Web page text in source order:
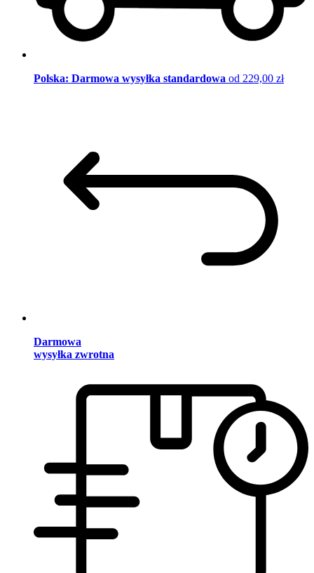
Polska: Darmowa wysyłka standardowa od 229,00 zł
Darmowa
wysyłka zwrotna